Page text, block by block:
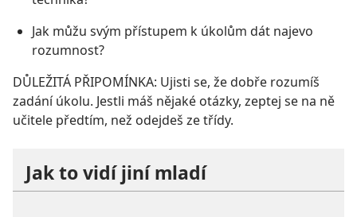
Jak můžu svým přístupem k úkolům dát najevo
rozumnost?
DŮLEŽITÁ PŘIPOMÍNKA: Ujisti se, že dobře rozumíš
zadání úkolu. Jestli máš nějaké otázky, zeptej se na ně
učitele předtím, než odejdeš ze třídy.
Jak to vidí jiní mladí